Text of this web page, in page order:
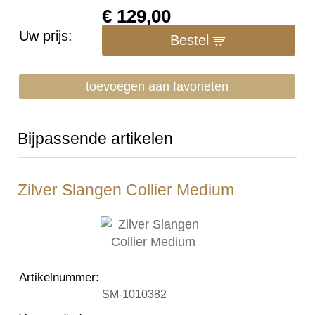
Uw prijs:
€ 129,00
Bestel
toevoegen aan favorieten
Bijpassende artikelen
Zilver Slangen Collier Medium
Artikelnummer:
SM-1010382